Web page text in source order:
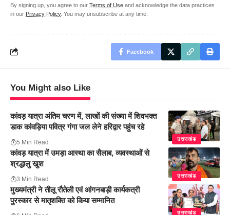
By signing up, you agree to our Terms of Use and acknowledge the data practices
in our Privacy Policy. You may unsubscribe at any time.
Facebook
You Might also Like
उत्तराखंड
कांवड़ यात्रा अंतिम चरण में, लाखों की संख्या में शिवभक्त
डाक कांवड़िया पवित्र गंगा जल लेने हरिद्वार पहुंच रहे
5 Min Read
उत्तराखंड
कांवड़ यात्रा में उमड़ा आस्था का सैलाब, व्यवस्थाओं से
श्रद्धालु खुश
3 Min Read
उत्तराखंड
मुख्यमंत्री ने तीलू रौतेली एवं आंगनबाड़ी कार्यकत्री
पुरस्कार से मातृशक्ति को किया सम्मानित